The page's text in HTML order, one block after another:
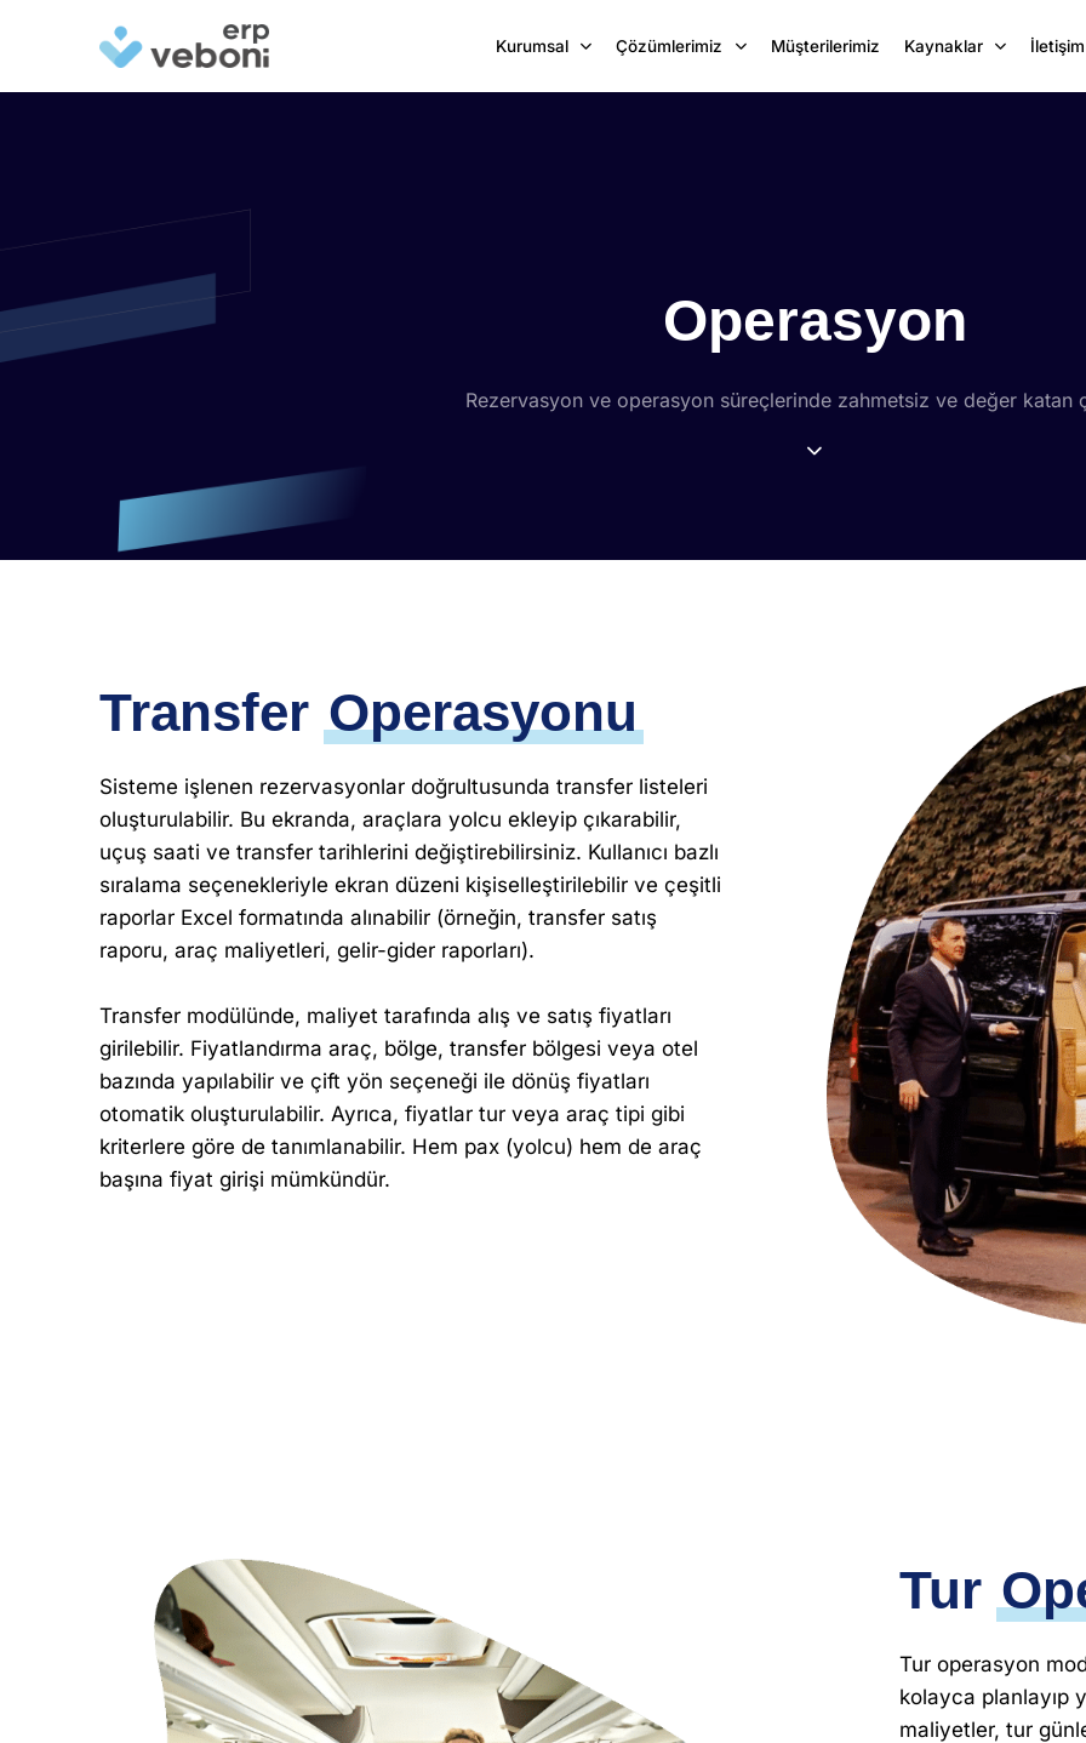
Kurumsal Çözümlerimiz Müşterilerimiz Kaynaklar İletişim
Operasyon
Rezervasyon ve operasyon süreçlerinde zahmetsiz ve değer katan
Transfer Operasyonu
Sisteme işlenen rezervasyonlar doğrultusunda transfer listeleri
oluşturulabilir. Bu ekranda, araçlara yolcu ekleyip çıkarabilir,
uçuş saati ve transfer tarihlerini değiştirebilirsiniz. Kullanıcı bazlı
sıralama seçenekleriyle ekran düzeni kişiselleştirilebilir ve çeşitli
raporlar Excel formatında alınabilir (örneğin, transfer satış
raporu, araç maliyetleri, gelir-gider raporları).
Transfer modülünde, maliyet tarafında alış ve satış fiyatları
girilebilir. Fiyatlandırma araç, bölge, transfer bölgesi veya otel
bazında yapılabilir ve çift yön seçeneği ile dönüş fiyatları
otomatik oluşturulabilir. Ayrıca, fiyatlar tur veya araç tipi gibi
kriterlere göre de tanımlanabilir. Hem pax (yolcu) hem de araç
başına fiyat girişi mümkündür.
Tur
Tur operasyon
kolayca planlayıp
maliyetler, tur